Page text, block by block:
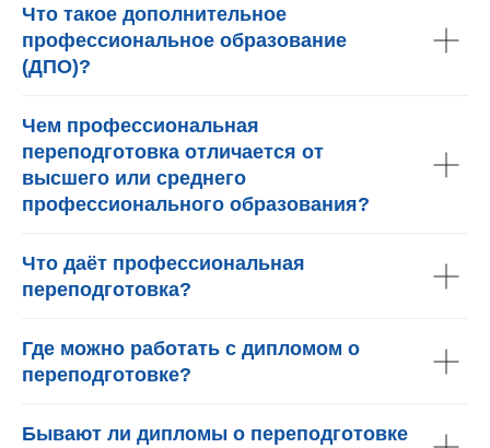
Что такое дополнительное
профессиональное образование
(ДПО)?
Чем профессиональная
переподготовка отличается от
высшего или среднего
профессионального образования?
Что даёт профессиональная
переподготовка?
Где можно работать с дипломом о
переподготовке?
Бывают ли дипломы о переподготовке